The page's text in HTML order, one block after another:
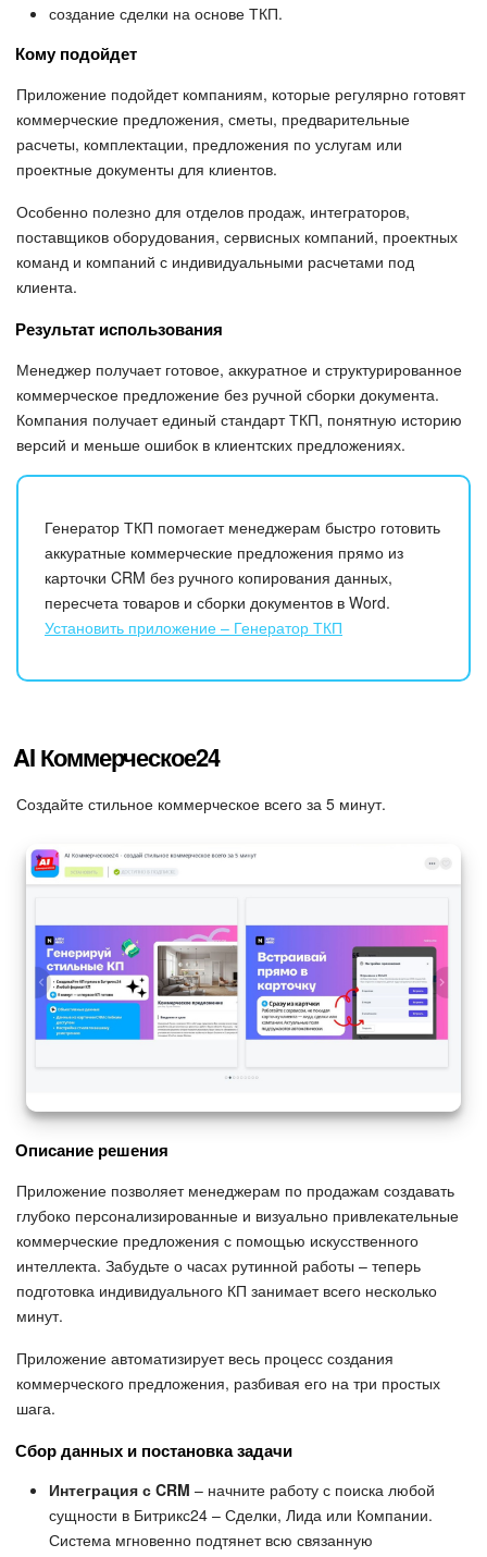
создание сделки на основе ТКП.
Кому подойдет
Приложение подойдет компаниям, которые регулярно готовят
коммерческие предложения, сметы, предварительные
расчеты, комплектации, предложения по услугам или
проектные документы для клиентов.
Особенно полезно для отделов продаж, интеграторов,
поставщиков оборудования, сервисных компаний, проектных
команд и компаний с индивидуальными расчетами под
клиента.
Результат использования
Менеджер получает готовое, аккуратное и структурированное
коммерческое предложение без ручной сборки документа.
Компания получает единый стандарт ТКП, понятную историю
версий и меньше ошибок в клиентских предложениях.
Генератор ТКП помогает менеджерам быстро готовить
аккуратные коммерческие предложения прямо из
карточки CRM без ручного копирования данных,
пересчета товаров и сборки документов в Word.
Установить приложение – Генератор ТКП
AI Коммерческое24
Создайте стильное коммерческое всего за 5 минут.
Описание решения
Приложение позволяет менеджерам по продажам создавать
глубоко персонализированные и визуально привлекательные
коммерческие предложения с помощью искусственного
интеллекта. Забудьте о часах рутинной работы – теперь
подготовка индивидуального КП занимает всего несколько
минут.
Приложение автоматизирует весь процесс создания
коммерческого предложения, разбивая его на три простых
шага.
Сбор данных и постановка задачи
Интеграция с CRM – начните работу с поиска любой
сущности в Битрикс24 – Сделки, Лида или Компании.
Система мгновенно подтянет всю связанную